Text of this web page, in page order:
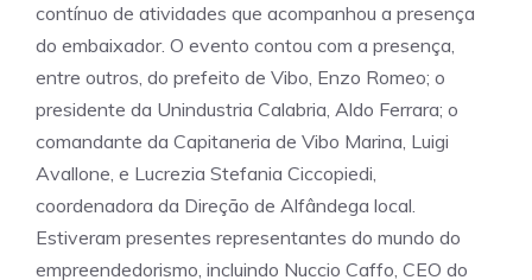
contínuo de atividades que acompanhou a presença
do embaixador. O evento contou com a presença,
entre outros, do prefeito de Vibo, Enzo Romeo; o
presidente da Unindustria Calabria, Aldo Ferrara; o
comandante da Capitaneria de Vibo Marina, Luigi
Avallone, e Lucrezia Stefania Ciccopiedi,
coordenadora da Direção de Alfândega local.
Estiveram presentes representantes do mundo do
empreendedorismo, incluindo Nuccio Caffo, CEO do